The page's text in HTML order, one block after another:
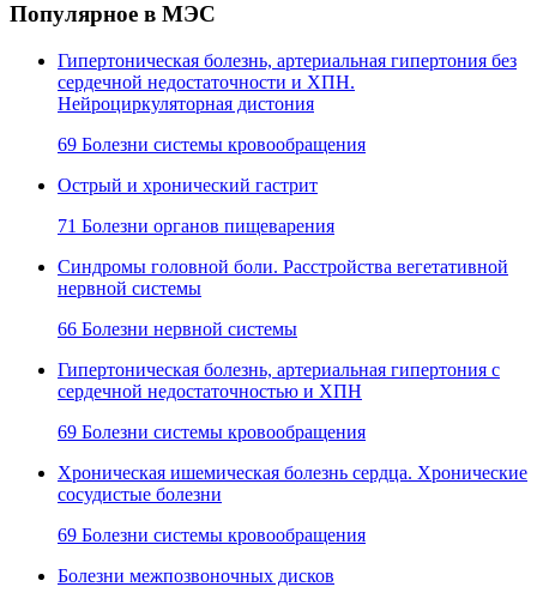
Популярное в МЭС
Гипертоническая болезнь, артериальная гипертония без
сердечной недостаточности и ХПН.
Нейроциркуляторная дистония
69 Болезни системы кровообращения
Острый и хронический гастрит
71 Болезни органов пищеварения
Синдромы головной боли. Расстройства вегетативной
нервной системы
66 Болезни нервной системы
Гипертоническая болезнь, артериальная гипертония с
сердечной недостаточностью и ХПН
69 Болезни системы кровообращения
Хроническая ишемическая болезнь сердца. Хронические
сосудистые болезни
69 Болезни системы кровообращения
Болезни межпозвоночных дисков